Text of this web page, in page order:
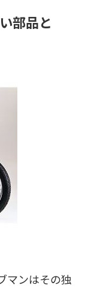
部品と
マンはその独